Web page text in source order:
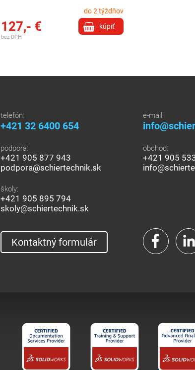
do 2 týždňov
kúpiť
127,- €
bez DPH
telefón:
+421 32 6400 654
e-mail:
podpora:
+421 905 877 943
podpora@schiertechnik.sk
obchod:
+421 905
školy:
+421 905 895 794
skoly@schiertechnik.sk
Kontaktný formulár